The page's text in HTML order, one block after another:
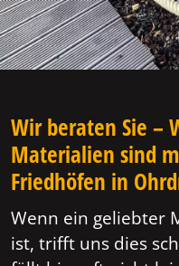
Wir beraten Sie –
Materialien sind
Friedhöfen in
Wenn ein geliebter
ist, trifft uns dies